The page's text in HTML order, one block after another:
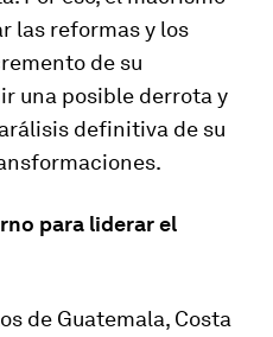
las reformas y los
de su
una posible derrota y
definitiva de su
para liderar el
de Guatemala, Costa